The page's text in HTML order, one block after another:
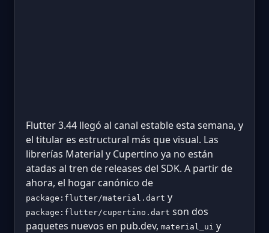
Flutter 3.44 llegó al canal estable esta semana, y
el titular es estructural más que visual. Las
librerías Material y Cupertino ya no están
atadas al tren de releases del SDK. A partir de
ahora, el hogar canónico de
package:flutter/material.dart y
package:flutter/cupertino.dart son dos
paquetes nuevos en pub.dev, material_ui y